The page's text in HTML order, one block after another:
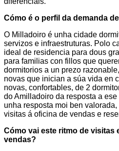
Cómo é o perfil da demanda
O Milladoiro é unha cidade
servizos e infraestruturas. Polo
ideal de residencia para dous
para familias con fillos que
dormitorios a un prezo
novas que inician a súa vida en
novas, confortables, de 2
do Amilladoiro da resposta a
unha resposta moi ben
visitas á oficina de vendas e
Cómo vai este ritmo de visitas
vendas?